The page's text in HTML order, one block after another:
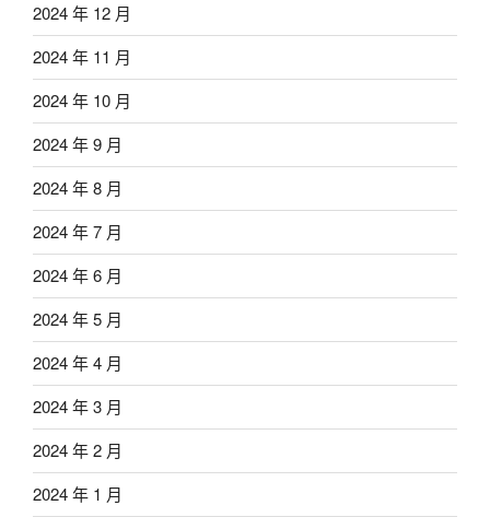
2024 年 12 月
2024 年 11 月
2024 年 10 月
2024 年 9 月
2024 年 8 月
2024 年 7 月
2024 年 6 月
2024 年 5 月
2024 年 4 月
2024 年 3 月
2024 年 2 月
2024 年 1 月